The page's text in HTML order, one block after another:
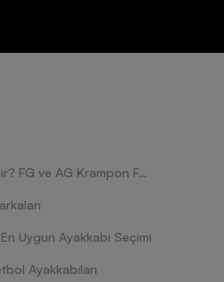
Krampon Nasıl Seçilir? FG ve AG Krampon Farkları Nelerdir?
Uygun Ayakkabı Seçimi
Ayakkabıları